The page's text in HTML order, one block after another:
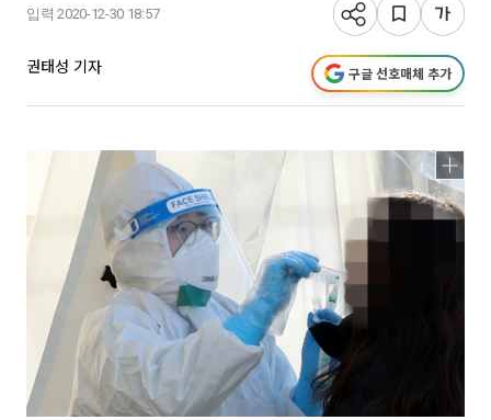
입력 2020-12-30 18:57
권태성 기자 구글 선호매체 추가